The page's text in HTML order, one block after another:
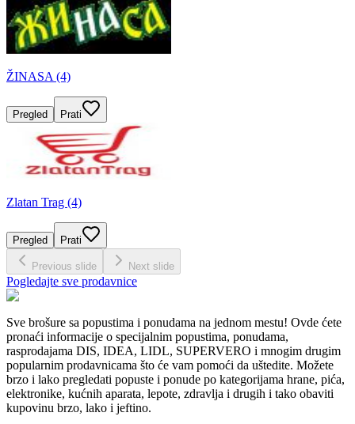
ŽINASA (4)
Pregled Prati
Zlatan Trag (4)
Pregled Prati
Previous slide Next slide
Pogledajte sve prodavnice
Sve brošure sa popustima i ponudama na jednom mestu! Ovde ćete
pronaći informacije o specijalnim popustima, ponudama,
rasprodajama DIS, IDEA, LIDL, SUPERVERO i mnogim drugim
popularnim prodavnicama što će vam pomoći da uštedite. Možete
brzo i lako pregledati popuste i ponude po kategorijama hrane, pića,
elektronike, kućnih aparata, lepote, zdravlja i drugih i tako obaviti
kupovinu brzo, lako i jeftino.